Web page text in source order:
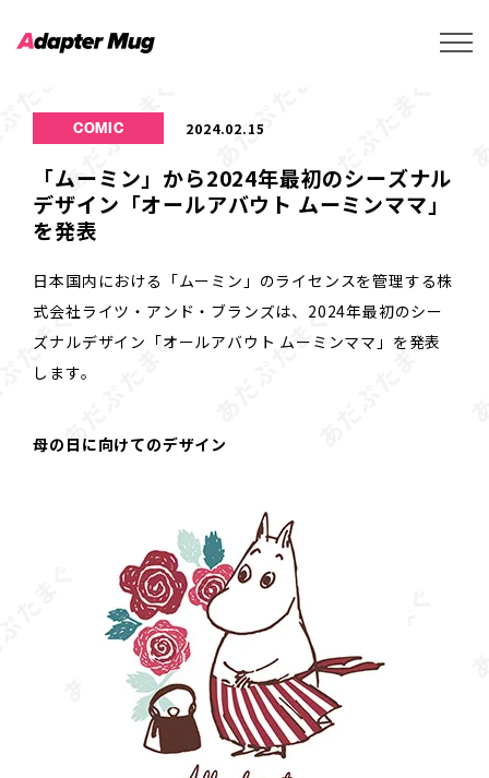
COMIC 2024.02.15
「ムーミン」から2024年最初のシーズナル
デザイン「オールアバウト ムーミンママ」
を発表
日本国内における「ムーミン」のライセンスを管理する株
式会社ライツ・アンド・ブランズは、2024年最初のシー
ズナルデザイン「オールアバウト ムーミンママ」を発表
します。
母の日に向けてのデザイン